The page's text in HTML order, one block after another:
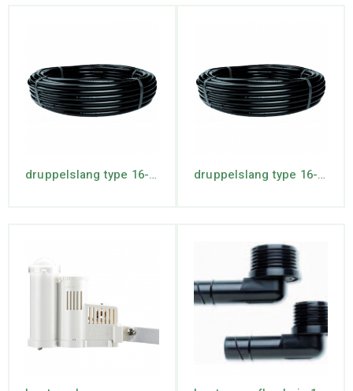
druppelslang type 16-2 rollengte 100 mtr. druppelslang type 16-2 rollengte 50 mtr.